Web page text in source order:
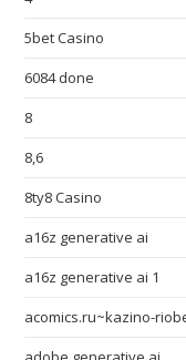
5bet Casino
6084 done
8
8,6
8ty8 Casino
a16z generative ai
a16z generative ai 1
acomics.ru~kazino-